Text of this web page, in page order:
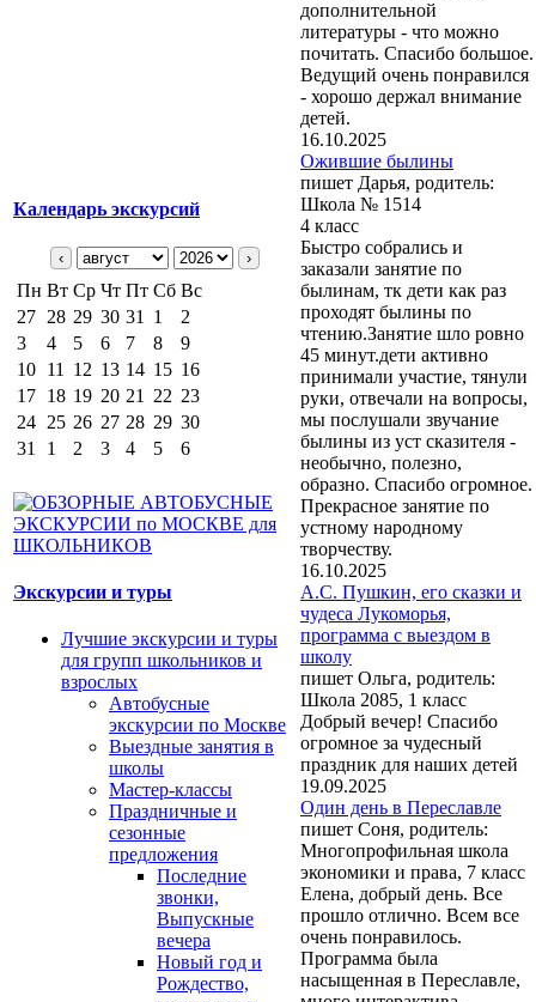
Календарь экскурсий
‹ ›
Пн Вт Ср Чт Пт Сб Вс
27 28 29 30 31 1
2
3
4 5 6 7 8
9
10 11 12 13 14 15 16
17 18 19 20 21 22 23
24 25 26 27 28 29 30
31
1 2 3 4 5 6
Экскурсии и туры
Лучшие экскурсии и туры
для групп школьников и
взрослых
Автобусные
экскурсии по Москве
Выездные занятия в
школы
Мастер-классы
Праздничные и
сезонные
предложения
Последние
звонки,
Выпускные
вечера
Новый год и
Рождество,
дополнительной
литературы - что можно
почитать. Спасибо большое.
Ведущий очень понравился
- хорошо держал внимание
детей.
16.10.2025
Ожившие былины
пишет Дарья, родитель:
Школа № 1514
4 класс
Быстро собрались и
заказали занятие по
былинам, тк дети как раз
проходят былины по
чтению.Занятие шло ровно
45 минут.дети активно
принимали участие, тянули
руки, отвечали на вопросы,
мы послушали звучание
былины из уст сказителя -
необычно, полезно,
образно. Спасибо огромное.
Прекрасное занятие по
устному народному
творчеству.
16.10.2025
А.С. Пушкин, его сказки и
чудеса Лукоморья,
программа с выездом в
школу
пишет Ольга, родитель:
Школа 2085, 1 класс
Добрый вечер! Спасибо
огромное за чудесный
праздник для наших детей
19.09.2025
Один день в Переславле
пишет Соня, родитель:
Многопрофильная школа
экономики и права, 7 класс
Елена, добрый день. Все
прошло отлично. Всем все
очень понравилось.
Программа была
насыщенная в Переславле,